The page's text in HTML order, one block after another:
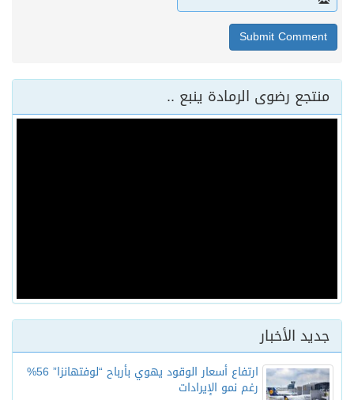
منتجع رضوى الرمادة ينبع ..
جديد الأخبار
ارتفاع أسعار الوقود يهوي بأرباح “لوفتهانزا” 56%
رغم نمو الإيرادات